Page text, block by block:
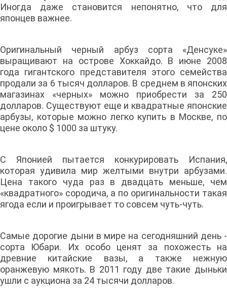
Иногда даже становится непонятно, что для
японцев важнее.
Оригинальный черный арбуз сорта «Денсуке»
выращивают на острове Хоккайдо. В июне 2008
года гигантского представителя этого семейства
продали за 6 тысяч долларов. В среднем в японских
магазинах «черных» можно приобрести за 250
долларов. Существуют еще и квадратные японские
арбузы, которые можно легко купить в Москве, по
цене около $ 1000 за штуку.
C Японией пытается конкурировать Испания,
которая удивила мир желтыми внутри арбузами.
Цена такого чуда раз в двадцать меньше, чем
«квадратного» сородича, а по оригинальности такая
ягода если и проигрывает то совсем чуть-чуть.
Самые дорогие дыни в мире на сегодняшний день -
сорта Юбари. Их особо ценят за похожесть на
древние китайские вазы, а также нежную
оранжевую мякоть. В 2011 году две такие дыньки
ушли с аукциона за 24 тысячи долларов.